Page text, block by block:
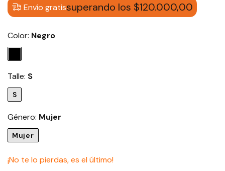
Envío gratissuperando los $120.000,00
Color: Negro
Talle: S
S
Género: Mujer
Mujer
¡No te lo pierdas, es el último!